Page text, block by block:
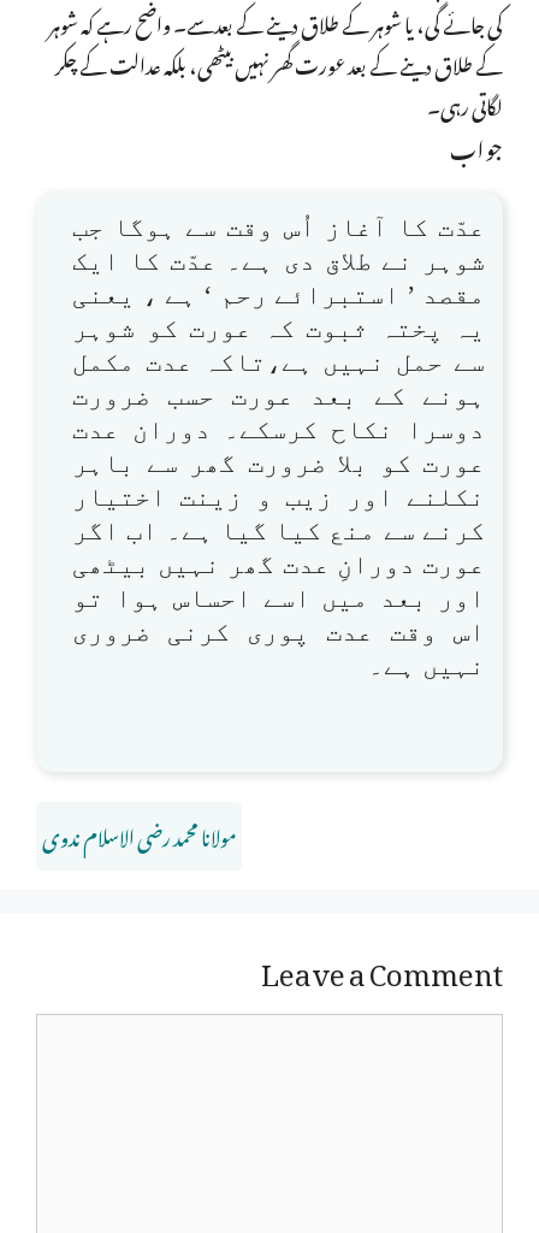
کی جائے گی، یا شوہر کے طلاق دینے کے بعدسے۔ واضح رہے کہ شوہر
کے طلاق دینے کے بعد عورت گھر نہیں بیٹھی، بلکہ عدالت کے چکر
لگاتی رہی۔
جواب
عدّت کا آغاز اُس وقت سے ہوگا جب
شوہر نے طلاق دی ہے۔ عدّت کا ایک
مقصد ’ استبرائے رحم ‘ ہے ، یعنی
یہ پختہ ثبوت کہ عورت کو شوہر
سے حمل نہیں ہے،تاکہ عدت مکمل
ہونے کے بعد عورت حسب ضرورت
دوسرا نکاح کرسکے۔ دوران عدت
عورت کو بلا ضرورت گھر سے باہر
نکلنے اور زیب و زینت اختیار
کرنے سے منع کیا گیا ہے۔ اب اگر
عورت دورانِ عدت گھر نہیں بیٹھی
اور بعد میں اسے احساس ہوا تو
اس وقت عدت پوری کرنی ضروری
نہیں ہے۔
مولانا محمد رضی الاسلام ندوی
Leave a Comment